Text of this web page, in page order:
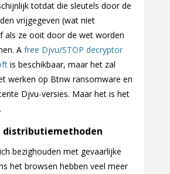
totdat die sleutels door de
vrijgegeven (wat niet
als ze ooit door de wet worden
A free Djvu/STOP decryptor
is beschikbaar, maar het zal
werken op Btnw ransomware en
Djvu-versies. Maar het is het
distributiemethoden
bezighouden met gevaarlijke
het browsen hebben veel meer